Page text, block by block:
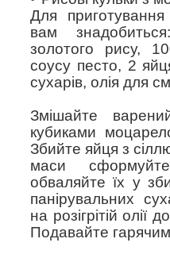
Для приготування
вам
золотого рису,
соусу песто, 2
сухарів, олія для
Змішайте
кубиками
Збийте яйця з
маси
обваляйте їх у
панірувальних
на розігрітій олії
Подавайте